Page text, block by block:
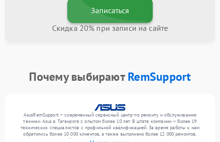
Записаться
Скидка 20% при записи на сайте
Почему выбираютRemSupport
AsusRemSupport — современный сервисный центр по ремонту и обслуживанию
техники Asus в Таганроге с опытом более 10 лет. В штате компании — более 19
технических специалистов с профильной квалификацией. За время работы к нам
обратились более 10 000 клиентов, а также выполнено более 12 000 ремонтов.
Ежемесячно в сервисный центр поступает свыше 300 единиц техники, включая , , . Мы